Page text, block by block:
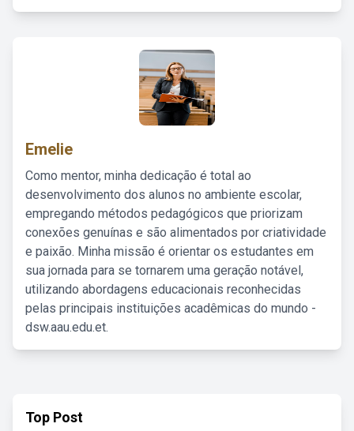
Emelie
Como mentor, minha dedicação é total ao
desenvolvimento dos alunos no ambiente escolar,
empregando métodos pedagógicos que priorizam
conexões genuínas e são alimentados por criatividade
e paixão. Minha missão é orientar os estudantes em
sua jornada para se tornarem uma geração notável,
utilizando abordagens educacionais reconhecidas
pelas principais instituições acadêmicas do mundo -
dsw.aau.edu.et.
Top Post